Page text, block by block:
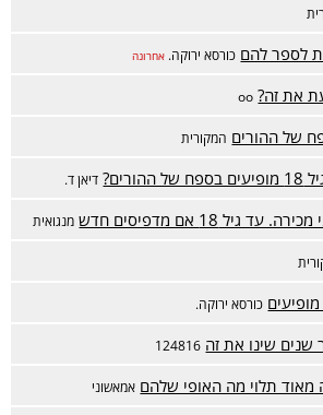
לספר להם כורסא ירוקה. אחרונה
את זה? oo
של ההורים המקורית
דיאן ד.
גיל 18 אם מדפיסים חדש מנגואית
כורסא ירוקה.
שנים שינו את זה 124816
מאוד תלוי מה האופי שלהם אמאשוני